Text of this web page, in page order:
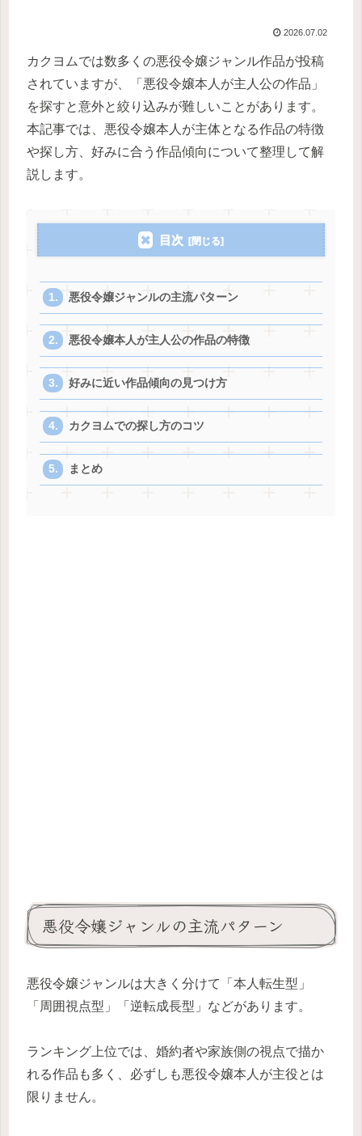
2026.07.02
カクヨムでは数多くの悪役令嬢ジャンル作品が投稿
されていますが、「悪役令嬢本人が主人公の作品」
を探すと意外と絞り込みが難しいことがあります。
本記事では、悪役令嬢本人が主体となる作品の特徴
や探し方、好みに合う作品傾向について整理して解
説します。
目次
悪役令嬢ジャンルの主流パターン
悪役令嬢本人が主人公の作品の特徴
好みに近い作品傾向の見つけ方
カクヨムでの探し方のコツ
まとめ
悪役令嬢ジャンルの主流パターン
悪役令嬢ジャンルは大きく分けて「本人転生型」
「周囲視点型」「逆転成長型」などがあります。
ランキング上位では、婚約者や家族側の視点で描か
れる作品も多く、必ずしも悪役令嬢本人が主役とは
限りません。